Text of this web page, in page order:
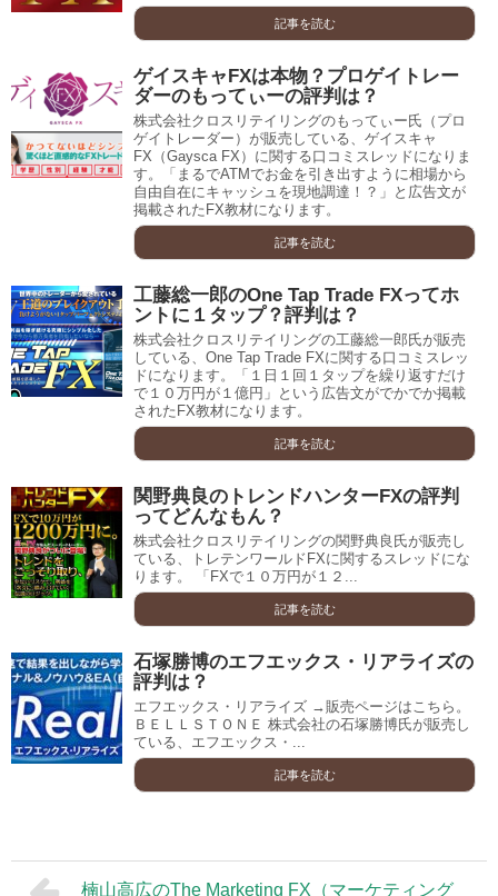
記事を読む
ゲイスキャFXは本物？プロゲイトレー
ダーのもってぃーの評判は？
株式会社クロスリテイリングのもってぃー氏（プロ
ゲイトレーダー）が販売している、ゲイスキャ
FX（Gaysca FX）に関する口コミスレッドになりま
す。「まるでATMでお金を引き出すように相場から
自由自在にキャッシュを現地調達！？」と広告文が
掲載されたFX教材になります。
記事を読む
工藤総一郎のOne Tap Trade FXってホ
ントに１タップ？評判は？
株式会社クロスリテイリングの工藤総一郎氏が販売
している、One Tap Trade FXに関する口コミスレッ
ドになります。「１日１回１タップを繰り返すだけ
で１０万円が１億円」という広告文がでかでか掲載
されたFX教材になります。
記事を読む
関野典良のトレンドハンターFXの評判
ってどんなもん？
株式会社クロスリテイリングの関野典良氏が販売し
ている、トレテンワールドFXに関するスレッドにな
ります。 「FXで１０万円が１２...
記事を読む
石塚勝博のエフエックス・リアライズの
評判は？
エフエックス・リアライズ →販売ページはこちら。
ＢＥＬＬＳＴＯＮＥ 株式会社の石塚勝博氏が販売し
ている、エフエックス・...
記事を読む
楠山高広のThe Marketing FX（マーケティング